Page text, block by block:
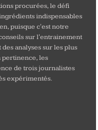
procurées, le défi
indispensables
puisque c'est notre
sur l'entrainement
analyses sur les plus
les
de trois journalistes
expérimentés.